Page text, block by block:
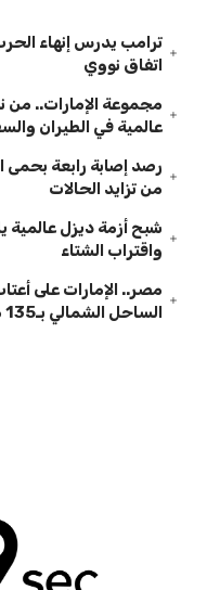
ترامب يدرس إنهاء
اتفاق نووي
مجموعة الإمارات.. من
عالمية في الطيران
رصد إصابة رابعة بحمى
من تزايد الحالات
شبح أزمة ديزل عالمية
واقتراب الشتاء
مصر.. الإمارات على
الساحل الشمالي بـ135 مليار جنيه